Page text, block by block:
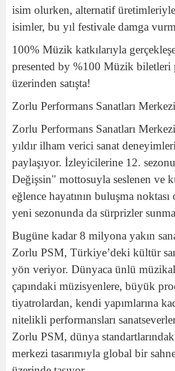
isim olurken, alternatif
isimler, bu yıl festivale damga
100% Müzik katkılarıyla
presented by %100 Müzik biletleri
üzerinden satışta!
Zorlu Performans Sanatları Merkezi
Zorlu Performans Sanatları
yıldır ilham verici sanat
paylaşıyor. İzleyicilerine 12.
Değişsin" mottosuyla seslenen ve
eğlence hayatının buluşma
yeni sezonunda da sürprizler
Bugüne kadar 8 milyona yakın
Zorlu PSM, Türkiye’deki kültür
yön veriyor. Dünyaca ünlü
çapındaki müzisyenlere, büyük
tiyatrolardan, kendi yapımlarına
nitelikli performansları
Zorlu PSM, dünya
merkezi tasarımıyla global bir